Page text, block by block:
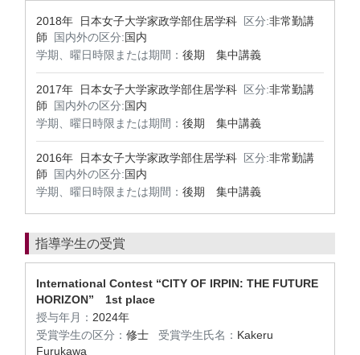
2018年 日本女子大学家政学部住居学科 区分:非常勤講
師
国内外の区分:国内
学期、曜日時限または期間： 後期 集中講義
2017年 日本女子大学家政学部住居学科 区分:非常勤講
師
国内外の区分:国内
学期、曜日時限または期間： 後期 集中講義
2016年 日本女子大学家政学部住居学科 区分:非常勤講
師
国内外の区分:国内
学期、曜日時限または期間： 後期 集中講義
指導学生の受賞
International Contest “CITY OF IRPIN: THE FUTURE
HORIZON” 1st place
授与年月： 2024年
受賞学生の区分： 修士 受賞学生氏名： Kakeru
Furukawa